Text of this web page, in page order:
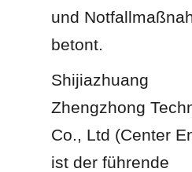
und
betont.
Shijiazhuang
Zhengzhong
Co., Ltd (Center
ist der führende